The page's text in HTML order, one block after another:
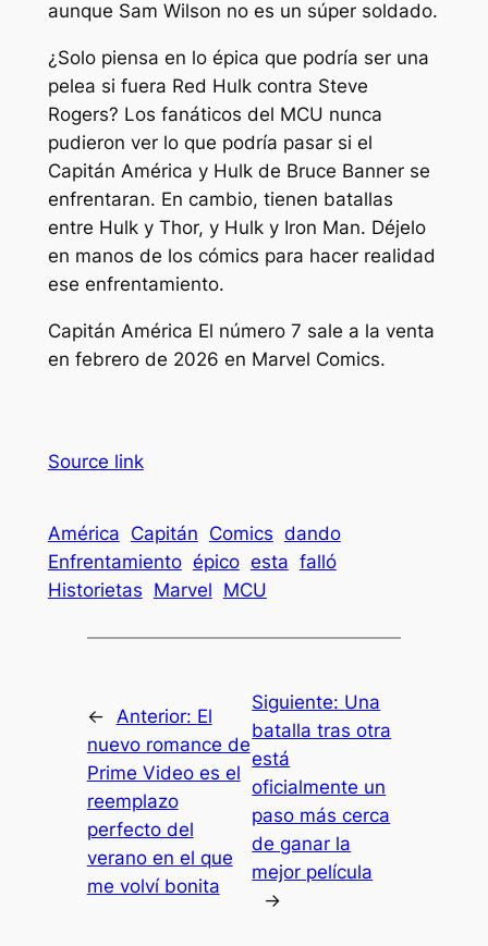
aunque Sam Wilson no es un súper soldado.
¿Solo piensa en lo épica que podría ser una
pelea si fuera Red Hulk contra Steve
Rogers? Los fanáticos del MCU nunca
pudieron ver lo que podría pasar si el
Capitán América y Hulk de Bruce Banner se
enfrentaran. En cambio, tienen batallas
entre Hulk y Thor, y Hulk y Iron Man. Déjelo
en manos de los cómics para hacer realidad
ese enfrentamiento.
Capitán América El número 7 sale a la venta
en febrero de 2026 en Marvel Comics.
Source link
América Capitán Comics dando
Enfrentamiento épico esta falló
Historietas Marvel MCU
← Anterior: El
nuevo romance de
Prime Video es el
reemplazo
perfecto del
verano en el que
me volví bonita
Siguiente: Una
batalla tras otra
está
oficialmente un
paso más cerca
de ganar la
mejor película
→